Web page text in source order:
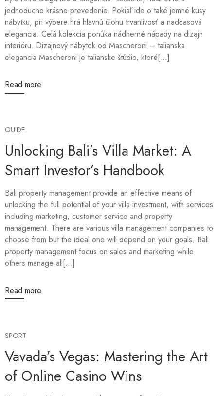
jednoducho krásne prevedenie. Pokiaľ ide o také jemné kusy
nábytku, pri výbere hrá hlavnú úlohu trvanlivosť a nadčasová
elegancia. Celá kolekcia ponúka nádherné nápady na dizajn
interiéru. Dizajnový nábytok od Mascheroni – talianska
elegancia Mascheroni je talianske štúdio, ktoré[...]
Read more
GUIDE
Unlocking Bali’s Villa Market: A
Smart Investor’s Handbook
Bali property management provide an effective means of
unlocking the full potential of your villa investment, with services
including marketing, customer service and property
management. There are various villa management companies to
choose from but the ideal one will depend on your goals. Bali
property management focus on sales and marketing while
others manage all[...]
Read more
SPORT
Vavada’s Vegas: Mastering the Art
of Online Casino Wins